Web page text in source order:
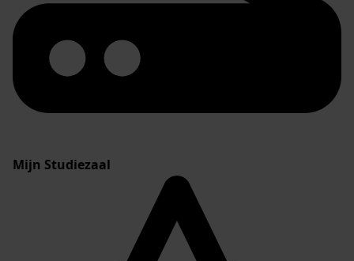
Mijn Studiezaal